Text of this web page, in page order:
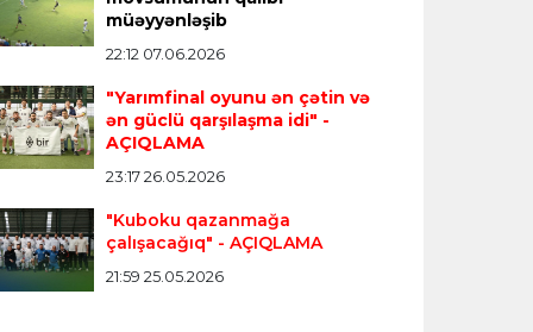
"Real Madrid"lə bağlı bütün
sildi- FOTO
liqası 23:13 05.08.2026
Danimarkadan məğlubiyyətlə
çempionatı 23:11 05.08.2026
müəyyənləşib
22:12 07.06.2026
"Yarımfinal oyunu ən çətin və
ən güclü qarşılaşma idi" -
AÇIQLAMA
23:17 26.05.2026
"Kuboku qazanmağa
çalışacağıq" - AÇIQLAMA
21:59 25.05.2026